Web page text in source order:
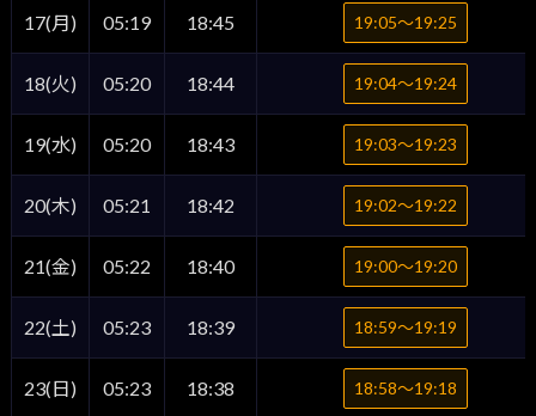
17(月) 05:19 18:45 19:05〜19:25
18(火) 05:20 18:44 19:04〜19:24
19(水) 05:20 18:43 19:03〜19:23
20(木) 05:21 18:42 19:02〜19:22
21(金) 05:22 18:40 19:00〜19:20
22(土) 05:23 18:39 18:59〜19:19
23(日) 05:23 18:38 18:58〜19:18